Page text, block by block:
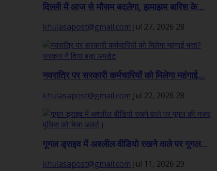
दिल्ली में आज से मौसम बदलेगा, झमाझम बारिश के...
khulasapost@gmail.com Jul 27, 2026 28
नवरात्रि पर सरकारी कर्मचारियों को मिलेगा महंगाई...
khulasapost@gmail.com Jul 22, 2026 28
गूगल ड्राइव में अश्लील वीडियो रखने वाले पर गूगल...
khulasapost@gmail.com Jul 11, 2026 29